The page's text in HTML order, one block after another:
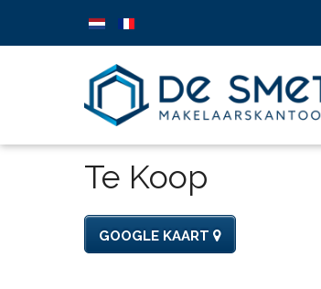
Te Koop
GOOGLE KAART